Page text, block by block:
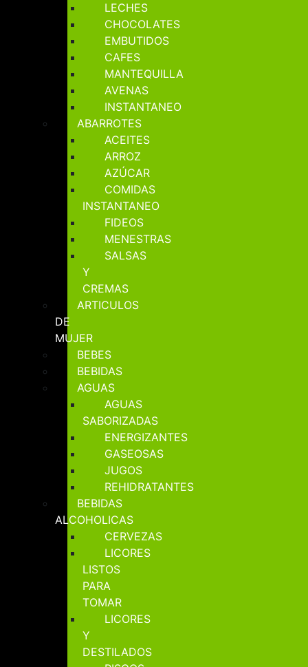
LECHES
CHOCOLATES
EMBUTIDOS
CAFES
MANTEQUILLA
AVENAS
INSTANTANEO
ABARROTES
ACEITES
ARROZ
AZÚCAR
COMIDAS
INSTANTANEO
FIDEOS
MENESTRAS
SALSAS
Y
CREMAS
ARTICULOS
DE
MUJER
BEBES
BEBIDAS
AGUAS
AGUAS
SABORIZADAS
ENERGIZANTES
GASEOSAS
JUGOS
REHIDRATANTES
BEBIDAS
ALCOHOLICAS
CERVEZAS
LICORES
LISTOS
PARA
TOMAR
LICORES
Y
DESTILADOS